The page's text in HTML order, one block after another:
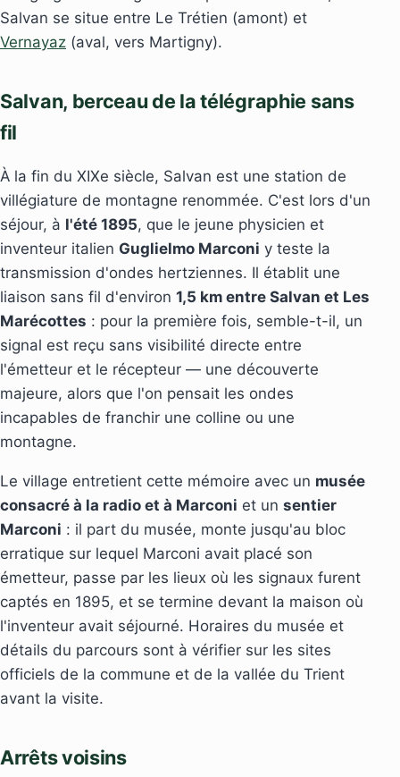
Salvan se situe entre Le Trétien (amont) et
Vernayaz (aval, vers Martigny).
Salvan, berceau de la télégraphie sans
fil
À la fin du XIXe siècle, Salvan est une station de
villégiature de montagne renommée. C'est lors d'un
séjour, à l'été 1895, que le jeune physicien et
inventeur italien Guglielmo Marconi y teste la
transmission d'ondes hertziennes. Il établit une
liaison sans fil d'environ 1,5 km entre Salvan et Les
Marécottes : pour la première fois, semble-t-il, un
signal est reçu sans visibilité directe entre
l'émetteur et le récepteur — une découverte
majeure, alors que l'on pensait les ondes
incapables de franchir une colline ou une
montagne.
Le village entretient cette mémoire avec un musée
consacré à la radio et à Marconi et un sentier
Marconi : il part du musée, monte jusqu'au bloc
erratique sur lequel Marconi avait placé son
émetteur, passe par les lieux où les signaux furent
captés en 1895, et se termine devant la maison où
l'inventeur avait séjourné. Horaires du musée et
détails du parcours sont à vérifier sur les sites
officiels de la commune et de la vallée du Trient
avant la visite.
Arrêts voisins